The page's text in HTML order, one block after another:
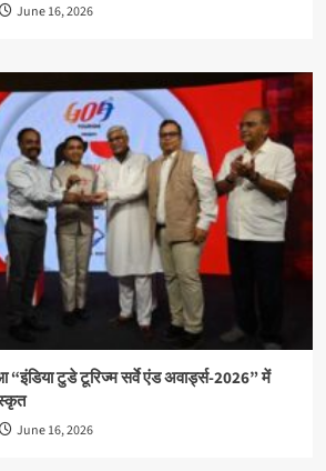
June 16, 2026
“इंडिया टुडे टूरिज्म सर्वे एंड अवार्ड्स-2026” में
June 16, 2026